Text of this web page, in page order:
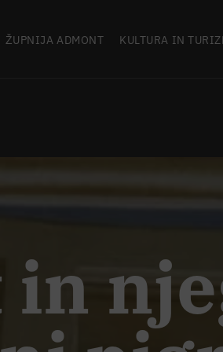
ŽUPNIJA ADMONT KULTURA IN